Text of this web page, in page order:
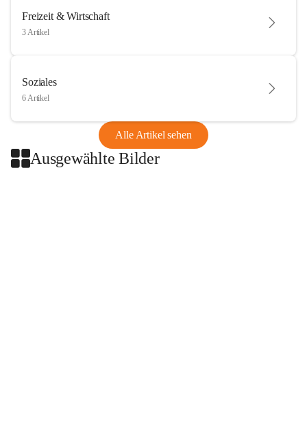
Freizeit & Wirtschaft
3 Artikel
Soziales
6 Artikel
Alle Artikel sehen
Ausgewählte Bilder